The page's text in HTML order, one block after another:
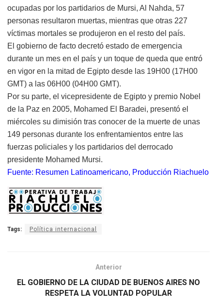
ocupadas por los partidarios de Mursi, Al Nahda, 57
personas resultaron muertas, mientras que otras 227
víctimas mortales se produjeron en el resto del país.
El gobierno de facto decretó estado de emergencia
durante un mes en el país y un toque de queda que entró
en vigor en la mitad de Egipto desde las 19H00 (17H00
GMT) a las 06H00 (04H00 GMT).
Por su parte, el vicepresidente de Egipto y premio Nobel
de la Paz en 2005, Mohamed El Baradei, presentó el
miércoles su dimisión tras conocer de la muerte de unas
149 personas durante los enfrentamientos entre las
fuerzas policiales y los partidarios del derrocado
presidente Mohamed Mursi.
Fuente: Resumen Latinoamericano, Producción Riachuelo
Tags: Política internacional
Anterior
EL GOBIERNO DE LA CIUDAD DE BUENOS AIRES NO
RESPETA LA VOLUNTAD POPULAR